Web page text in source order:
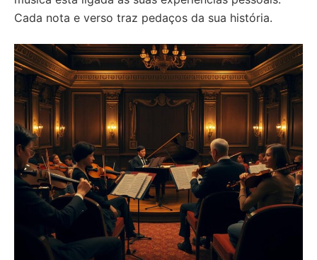
Cada nota e verso traz pedaços da sua história.